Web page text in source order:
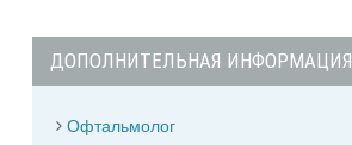
ДОПОЛНИТЕЛЬНАЯ ИНФОРМАЦИЯ
Офтальмолог